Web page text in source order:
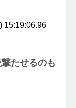
15:19:06.96
たせるのも